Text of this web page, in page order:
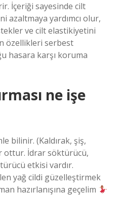
İçeriği sayesinde cilt
azaltmaya yardımcı olur,
ve cilt elastikiyetini
özellikleri serbest
hasara karşı koruma
ne işe
bilinir. (Kaldırak, şiş,
ottur. İdrar söktürücü,
etkisi vardır.
yağ cildi güzelleştirmek
hazırlanışına geçelim